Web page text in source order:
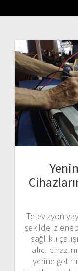
Televizyon
şekilde
sağlıklı
alıcı
yerine